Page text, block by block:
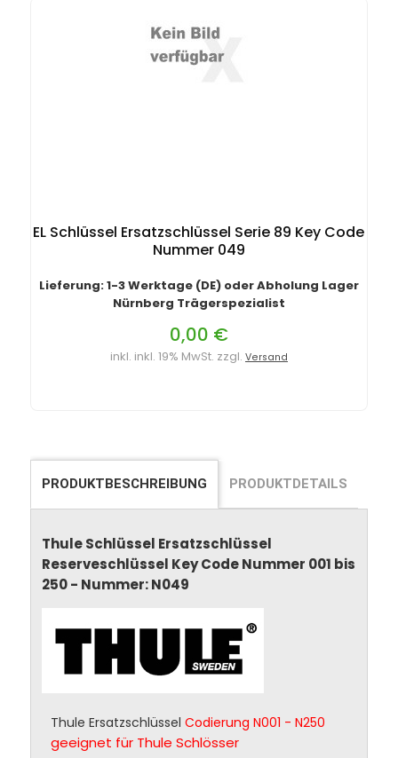
EL Schlüssel Ersatzschlüssel Serie 89 Key Code
Nummer 049
Lieferung: 1-3 Werktage (DE) oder Abholung Lager
Nürnberg Trägerspezialist
0,00 €
inkl. inkl. 19% MwSt. zzgl. Versand
PRODUKTBESCHREIBUNG PRODUKTDETAILS
Thule Schlüssel Ersatzschlüssel
Reserveschlüssel Key Code Nummer 001 bis
250 - Nummer: N049
Thule Ersatzschlüssel Codierung N001 - N250
geeignet für Thule Schlösser